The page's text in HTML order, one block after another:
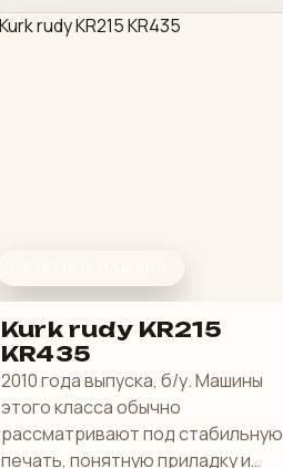
Kurk rudy KR215
KR435
2010 года выпуска, б/у. Машины
этого класса обычно
рассматривают под стабильную
печать, понятную приладку и